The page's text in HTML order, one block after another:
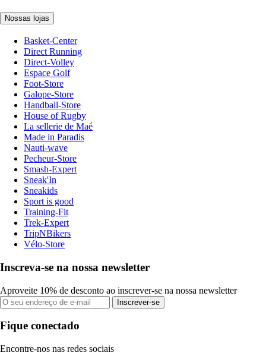
Nossas lojas
Basket-Center
Direct Running
Direct-Volley
Espace Golf
Foot-Store
Galope-Store
Handball-Store
House of Rugby
La sellerie de Maé
Made in Paradis
Nauti-wave
Pecheur-Store
Smash-Expert
Sneak'In
Sneakids
Sport is good
Training-Fit
Trek-Expert
TripNBikers
Vélo-Store
Inscreva-se na nossa newsletter
Aproveite 10% de desconto ao inscrever-se na nossa newsletter
Inscrever-se
Fique conectado
Encontre-nos nas redes sociais